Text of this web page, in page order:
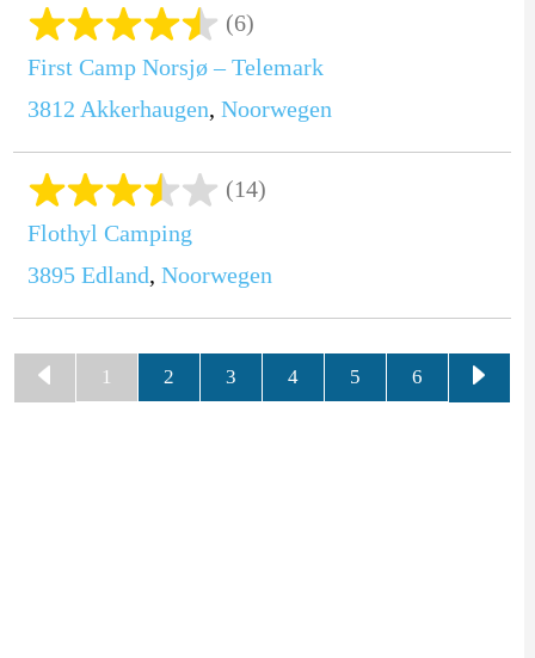
(6)
First Camp Norsjø – Telemark
3812 Akkerhaugen, Noorwegen
(14)
Flothyl Camping
3895 Edland, Noorwegen
1 2 3 4 5 6